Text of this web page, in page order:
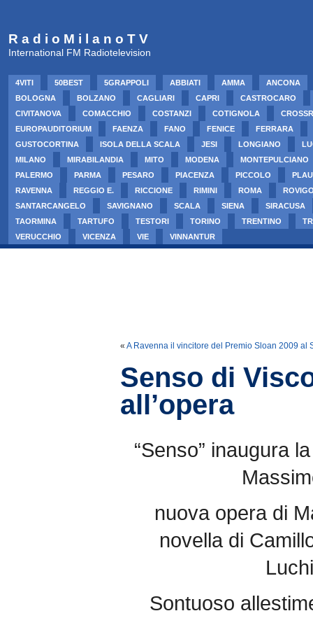
R a d i o M i l a n o T V
International FM Radiotelevision
4VITI 50BEST 5GRAPPOLI ABBIATI AMMA
ANCONA
BOLOGNA
BOLZANO CAGLIARI CAPRI
CASTROCARO
CIVITANOVA
COMACCHIO COSTANZI COTIGNOLA
EUROPAUDITORIUM
FAENZA FANO FENICE
FERRARA
GUSTOCORTINA
ISOLA DELLA SCALA JESI LONGIANO
MILANO
MIRABILANDIA MITO MODENA
MONTEPULCIANO
PALERMO
PARMA PESARO PIACENZA PICCOLO
RAVENNA
REGGIO E. RICCIONE RIMINI ROMA
SANTARCANGELO
SAVIGNANO SCALA SIENA
SIRACUSA
TAORMINA
TARTUFO TESTORI TORINO TRENTINO
VERUCCHIO
VICENZA VIE VINNANTUR
« A Ravenna il vincitore del Premio Sloan 2009 al
Senso di
all’opera
“Senso” inaugura
nuova opera di
novella di
Sontuoso